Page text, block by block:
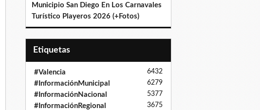
Municipio San Diego En Los Carnavales
Turístico Playeros 2026 (+Fotos)
Etiquetas
#Valencia 6432
#InformaciónMunicipal 6279
#InformaciónNacional 5377
#InformaciónRegional 3675